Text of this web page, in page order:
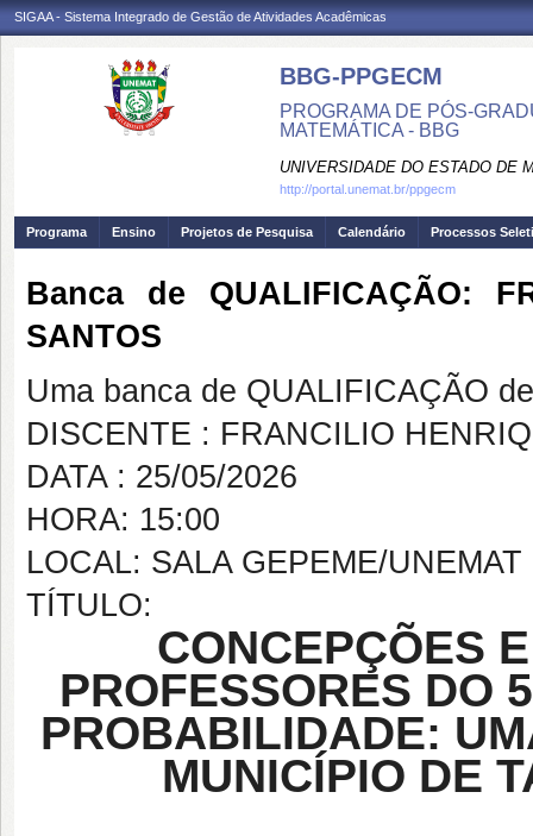
SIGAA - Sistema Integrado de Gestão de Atividades Acadêmicas
BBG-PPGECM
PROGRAMA DE PÓS-
MATEMÁTICA - BBG
UNIVERSIDADE DO ESTADO DE
http://portal.unemat.br/ppgecm
Programa Ensino Projetos de Pesquisa Calendário Processos
Banca de QUALIFICAÇÃO:
SANTOS
Uma banca de QUALIFICAÇÃO
DISCENTE : FRANCILIO
DATA : 25/05/2026
HORA: 15:00
LOCAL: SALA GEPEME/UNEMAT
TÍTULO:
CONCEPÇÕES
PROFESSORES DO
PROBABILIDADE:
MUNICÍPIO DE